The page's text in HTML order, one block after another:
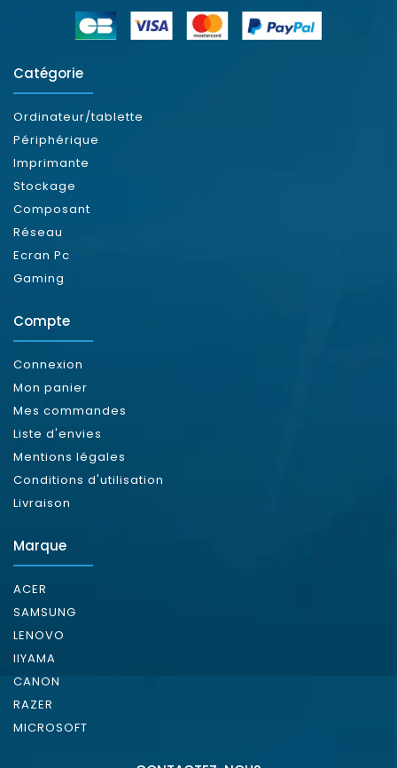
Catégorie
Ordinateur/tablette
Périphérique
Imprimante
Stockage
Composant
Réseau
Ecran Pc
Gaming
Compte
Connexion
Mon panier
Mes commandes
Liste d'envies
Mentions légales
Conditions d'utilisation
Livraison
Marque
ACER
SAMSUNG
LENOVO
IIYAMA
CANON
RAZER
MICROSOFT